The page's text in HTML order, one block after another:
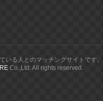
いる人とのマッチングサイトです
Co.,Ltd. All rights reserved.